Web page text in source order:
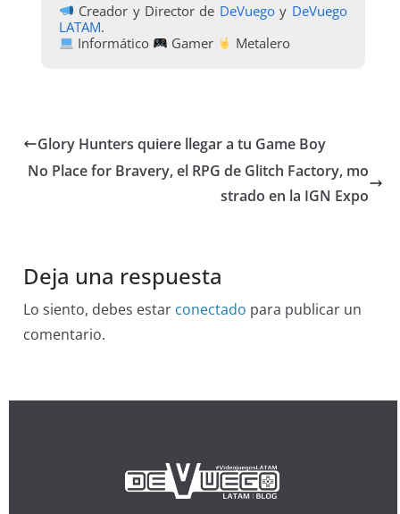
Creador y Director de DeVuegoy DeVuego
LATAM.
Informático
Gamer Metalero
Glory Hunters quiere llegar a tu Game Boy
No Place for Bravery, el RPG de Glitch Factory, mo
strado en la IGN Expo
Deja una respuesta
Lo siento, debes estar conectado para publicar un
comentario.